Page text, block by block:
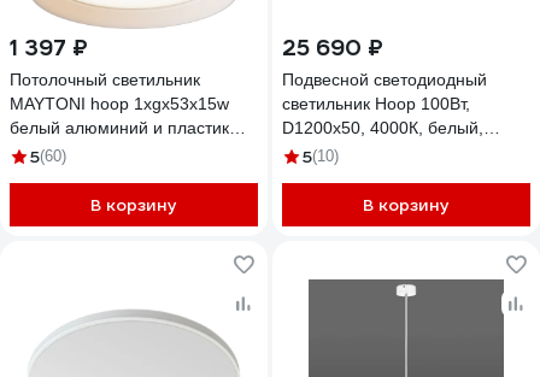
1 397 ₽
Потолочный светильник
MAYTONI hoop 1xgx53x15w
белый алюминий и пластик
C086CL-GX53-SRD-W
5(60)
В корзину
25 690 ₽
Подвесной светодиодный
светильник Hoop 100Вт,
D1200x50, 4000К, белый,
подвесной, IP40
Hoop-D1200x50-100w-4k-w-p
5(10)
В корзину